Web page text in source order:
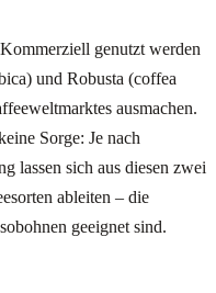
genutzt werden
und Robusta (coffea
ausmachen.
Sorge: Je nach
lassen sich aus diesen zwei
ableiten – die
geeignet sind.